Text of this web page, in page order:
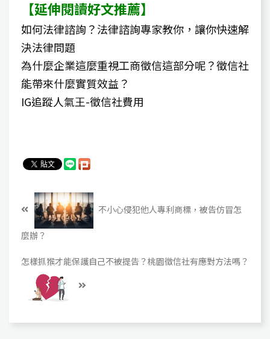
【延伸閱讀好文推薦】
如何法律諮詢？法律諮詢專家教你，讓你快速解
決法律問題​
為什麼企業這麼重視工商徵信這部分呢？徵信社
能帶來什麼實質效益？​
IG追蹤人氣王-徵信社費用​
不小心侵犯他人專利商標，被告仿冒怎
麼辦？
怎樣抓猴才能保護自己不被提告？桃園徵信社有應對方法嗎？